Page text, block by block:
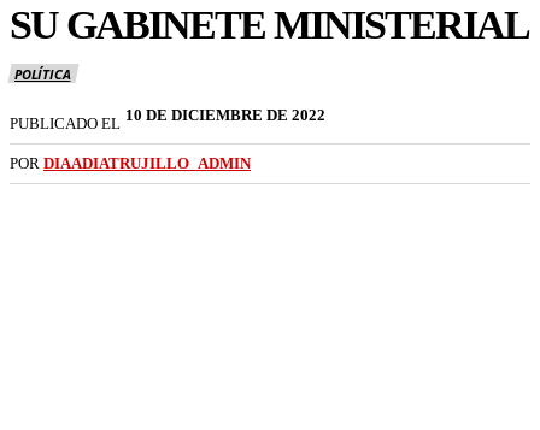
SU GABINETE MINISTERIAL
POLÍTICA
PUBLICADO EL 10 DE DICIEMBRE DE 2022
POR DIAADIATRUJILLO_ADMIN